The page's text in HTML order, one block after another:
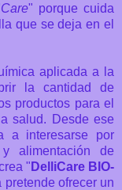
Care" porque cuida
que se deja en el
aplicada a la
la cantidad de
productos para el
salud. Desde ese
a interesarse por
alimentación de
" DelliCare BIO-
ofrecer un